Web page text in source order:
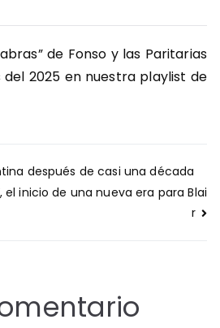
de Fonso y las Paritarias
2025 en nuestra playlist de
después de casi una década
el inicio de una nueva era para Blai
r